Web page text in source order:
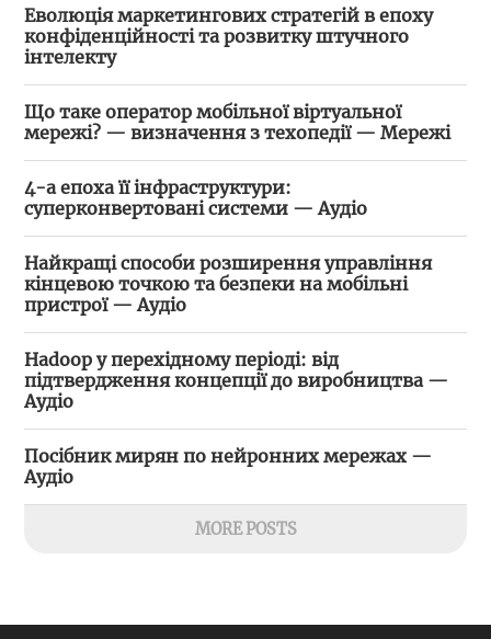
Еволюція маркетингових стратегій в епоху
конфіденційності та розвитку штучного
інтелекту
Що таке оператор мобільної віртуальної
мережі? — визначення з техопедії — Мережі
4-а епоха її інфраструктури:
суперконвертовані системи — Аудіо
Найкращі способи розширення управління
кінцевою точкою та безпеки на мобільні
пристрої — Аудіо
Hadoop у перехідному періоді: від
підтвердження концепції до виробництва —
Аудіо
Посібник мирян по нейронних мережах —
Аудіо
MORE POSTS